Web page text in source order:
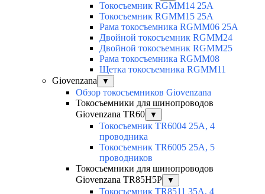
Токосъемник RGMM14 25А
Токосъемник RGMM15 25А
Рама токосъемника RGMM06 25А
Двойной токосъемник RGMM24
Двойной токосъемник RGMM25
Рама токосъемника RGMM08
Щетка токосъемника RGMM11
Giovenzana
▼
Обзор токосъемников Giovenzana
Токосъемники для шинопроводов
Giovenzana TR60
▼
Токосъемник TR6004 25A, 4
проводника
Токосъемник TR6005 25A, 5
проводников
Токосъемники для шинопроводов
Giovenzana TR85H5P
▼
Токосъемник TR8511 35A, 4